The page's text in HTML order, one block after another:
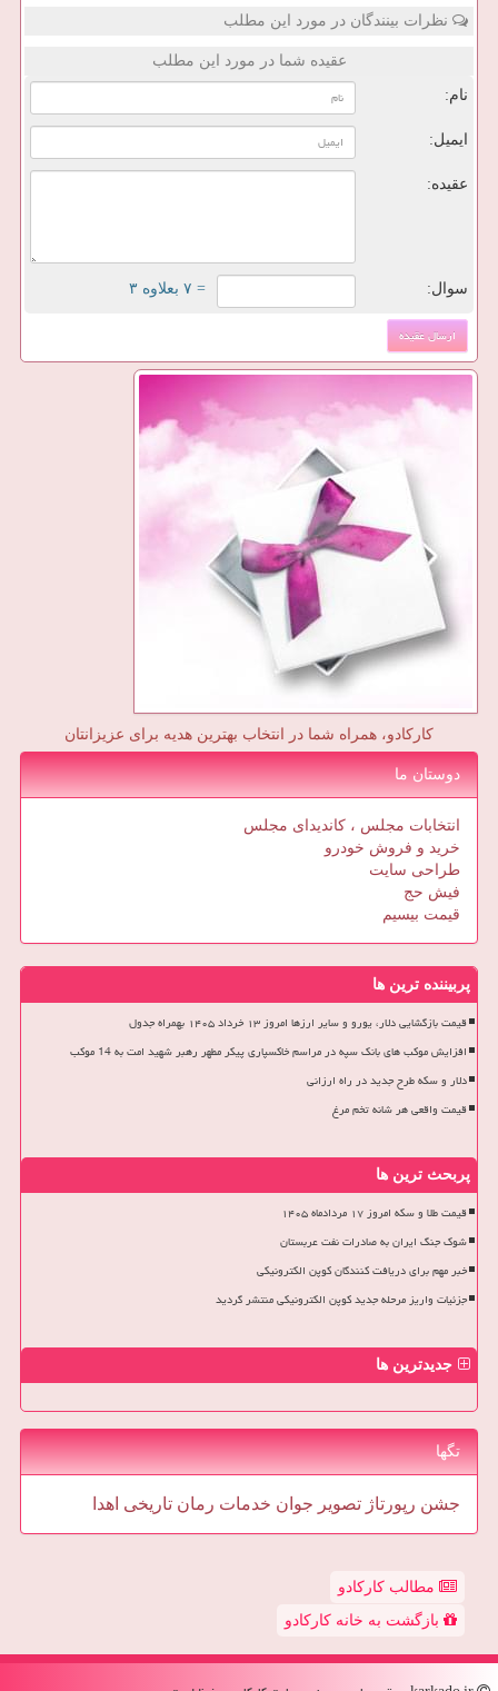
نظرات بینندگان در مورد این مطلب
عقیده شما در مورد این مطلب
نام:
ایمیل:
عقیده:
سوال: = ۷ بعلاوه ۳
کارکادو، همراه شما در انتخاب بهترین هدیه برای عزیزانتان
دوستان ما
انتخابات مجلس ، کاندیدای مجلس
خرید و فروش خودرو
طراحی سایت
فیش حج
قیمت بیسیم
پربیننده ترین ها
قیمت بازگشایی دلار، یورو و سایر ارزها امروز ۱۳ خرداد ۱۴۰۵ بهمراه جدول
افزایش موکب های بانک سپه در مراسم خاکسپاری پیکر مطهر رهبر شهید امت به 14 موکب
دلار و سکه طرح جدید در راه ارزانی
قیمت واقعی هر شانه تخم مرغ
پربحث ترین ها
قیمت طلا و سکه امروز ۱۷ مردادماه ۱۴۰۵
شوک جنگ ایران به صادرات نفت عربستان
خبر مهم برای دریافت کنندگان کوپن الکترونیکی
جزئیات واریز مرحله جدید کوپن الکترونیکی منتشر گردید
جدیدترین ها
تگها
جشن رپورتاژ تصویر جوان خدمات رمان تاریخی اهدا
مطالب کارکادو
بازگشت به خانه کارکادو